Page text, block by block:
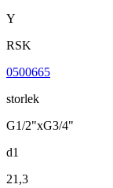
Y
RSK
0500665
storlek
G1/2"xG3/4"
d1
21,3